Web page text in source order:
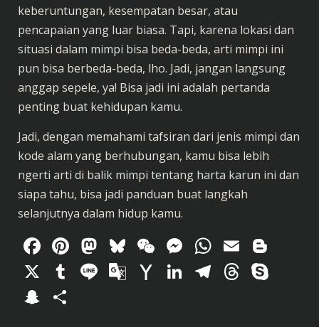
keberuntungan, kesempatan besar, atau
pencapaian yang luar biasa. Tapi, karena lokasi dan
situasi dalam mimpi bisa beda-beda, arti mimpi ini
pun bisa berbeda-beda, lho. Jadi, jangan langsung
anggap sepele, ya! Bisa jadi ini adalah pertanda
penting buat kehidupan kamu.
Jadi, dengan memahami tafsiran dari jenis mimpi dan
kode alam yang berhubungan, kamu bisa lebih
ngerti arti di balik mimpi tentang harta karun ini dan
siapa tahu, bisa jadi panduan buat langkah
selanjutnya dalam hidup kamu.
Facebook
Pinterest
Mastodon
Bluesky
WeChat
Messenger
Email
X
Tumblr
LineGoogle
YahooLinkedIn
Telegram
Snapchat